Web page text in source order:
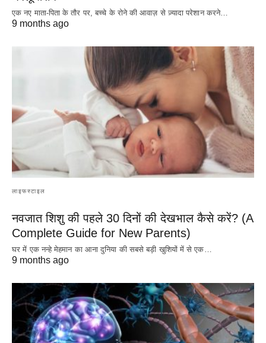
एक नए माता-पिता के तौर पर, बच्चे के रोने की आवाज़ से ज़्यादा परेशान करने…
9 months ago
लाइफस्टाइल
नवजात शिशु की पहले 30 दिनों की देखभाल कैसे करें? (A
Complete Guide for New Parents)
घर में एक नन्हे मेहमान का आना दुनिया की सबसे बड़ी खुशियों में से एक…
9 months ago